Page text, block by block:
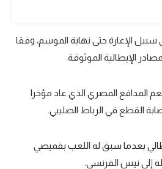
سبيل الإعارة حتى نهاية الموسم، وفقا
الإيطالية الموثوقة.
المدافع المصري الذي عاد مؤخرا
القطع في الرباط الصليبي.
بعدما سبق له اللعب بقميصي
إلى نيس الفرنسي.